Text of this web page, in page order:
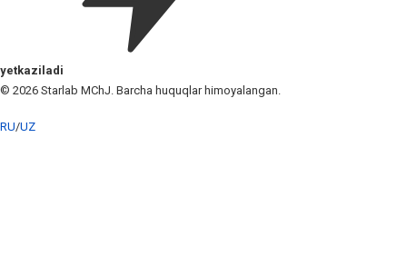
yetkaziladi
© 2026 Starlab MChJ. Barcha huquqlar himoyalangan.
RU/UZ